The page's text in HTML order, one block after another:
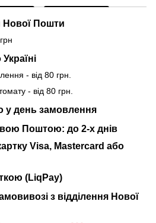
Нової Пошти
- від 80 грн.
- від 80 грн.
у день замовлення
Поштою: до 2-х днів
Visa, Mastercard або
(LiqPay)
з відділення Нової